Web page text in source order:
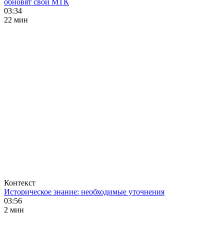
обновят свой МТК
03:34
22 мин
Контекст
Историческое знание: необходимые уточнения
03:56
2 мин